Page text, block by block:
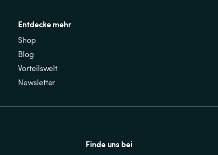
Entdecke mehr
Shop
Blog
Vorteilswelt
Newsletter
Finde uns bei